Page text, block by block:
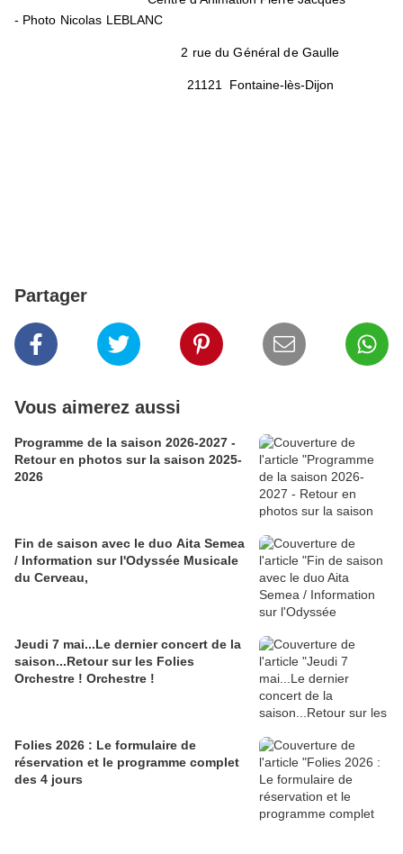
- Photo Nicolas LEBLANC
2 rue du Général de Gaulle
21121 Fontaine-lès-Dijon
Partager
Vous aimerez aussi
Programme de la saison 2026-2027 -
Retour en photos sur la saison 2025-
2026
Fin de saison avec le duo Aita Semea
/ Information sur l'Odyssée Musicale
du Cerveau,
Jeudi 7 mai...Le dernier concert de la
saison...Retour sur les Folies
Orchestre ! Orchestre !
Folies 2026 : Le formulaire de
réservation et le programme complet
des 4 jours